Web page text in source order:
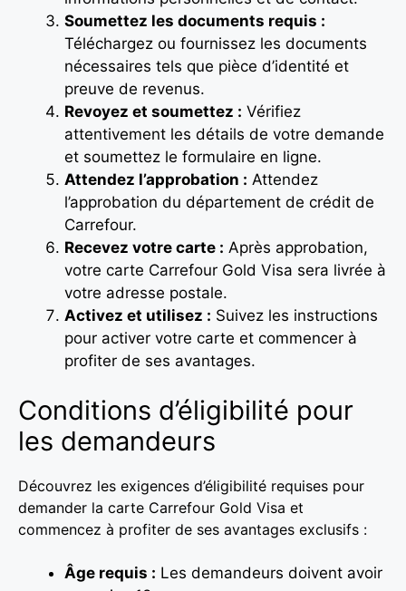
Soumettez les documents requis :
Téléchargez ou fournissez les documents
nécessaires tels que pièce d’identité et
preuve de revenus.
Revoyez et soumettez : Vérifiez
attentivement les détails de votre demande
et soumettez le formulaire en ligne.
Attendez l’approbation : Attendez
l’approbation du département de crédit de
Carrefour.
Recevez votre carte : Après approbation,
votre carte Carrefour Gold Visa sera livrée à
votre adresse postale.
Activez et utilisez : Suivez les instructions
pour activer votre carte et commencer à
profiter de ses avantages.
Conditions d’éligibilité pour
les demandeurs
Découvrez les exigences d’éligibilité requises pour
demander la carte Carrefour Gold Visa et
commencez à profiter de ses avantages exclusifs :
Âge requis : Les demandeurs doivent avoir